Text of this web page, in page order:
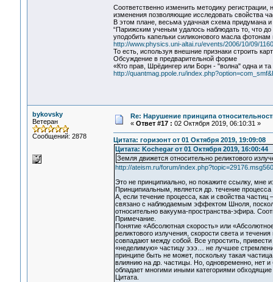
Соответственно изменить методику
изменения позволяющие исследовать свойства
В этом плане, весьма удачная схема придумана
“Парижским ученым удалось наблюдать то, что
уподобить капельки силиконового масла
http://www.physics.uni-altai.ru/events/2006/10/09/
То есть, используя внешние признаки строить
Обсуждение в предварительной форме
«Кто прав, Шрёдингер или Борн - "волна" одна и
http://quantmag.ppole.ru/
bykovsky
Ветеран
Сообщений: 2878
Re: Нарушение принципа
« Ответ #17 : 02 Октября 2019, 06:10:31 »
Цитата: горизонт от 01 Октября 2019, 19:09:08
Цитата: Kochegar от 01 Октября 2019, 16:00:44
Земля движется относительно реликтового
http://ateism.ru/forum/
Это не принципиально, но покажите ссылку, мне
Принципиальным, является др. течение процесса
А, если течение процесса, как и свойства
связано с наблюдаемым эффектом Шноля,
относительно вакуума-пространства-эфира.
Примечание.
Понятие «Абсолютная скорость» или
реликтового излучения, скорости света и
совпадают между собой. Все упростить,
«неделимую» частицу эээ… не лучшее
принципе быть не может, поскольку такая
влиянию на др. частицы. Но, одновременно, нет
обладает многими иными категориями
Цитата.